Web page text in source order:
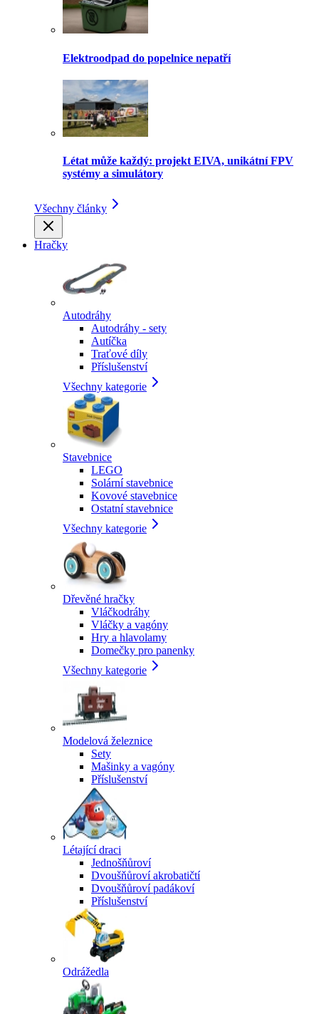
Elektroodpad do popelnice nepatří
Létat může každý: projekt EIVA, unikátní FPV
systémy a simulátory
Všechny články
Hračky
Autodráhy
Autodráhy - sety
Autíčka
Traťové díly
Příslušenství
Všechny kategorie
Stavebnice
LEGO
Solární stavebnice
Kovové stavebnice
Ostatní stavebnice
Všechny kategorie
Dřevěné hračky
Vláčkodráhy
Vláčky a vagóny
Hry a hlavolamy
Domečky pro panenky
Všechny kategorie
Modelová železnice
Sety
Mašinky a vagóny
Příslušenství
Létající draci
Jednošňůroví
Dvoušňůroví akrobatičtí
Dvoušňůroví padákoví
Příslušenství
Odrážedla